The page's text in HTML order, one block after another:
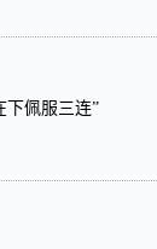
下佩服三连”